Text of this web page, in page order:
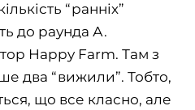
“ранніх”
до раунда А.
Happy Farm. Там з
два “вижили”. Тобто,
що все класно, але